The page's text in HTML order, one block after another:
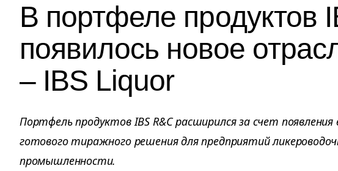
В портфеле продуктов
появилось новое
– IBS Liquor
Портфель продуктов IBS R&C расширился за счет появления
готового тиражного решения для предприятий
промышленности.